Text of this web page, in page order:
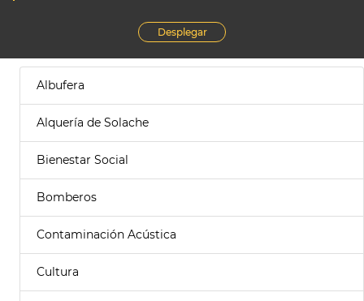
Desplegar
Albufera
Alquería de Solache
Bienestar Social
Bomberos
Contaminación Acústica
Cultura